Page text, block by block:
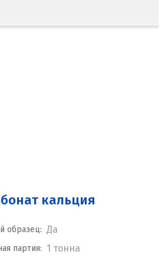
кальция
образец: Да
партия: 1 тонна